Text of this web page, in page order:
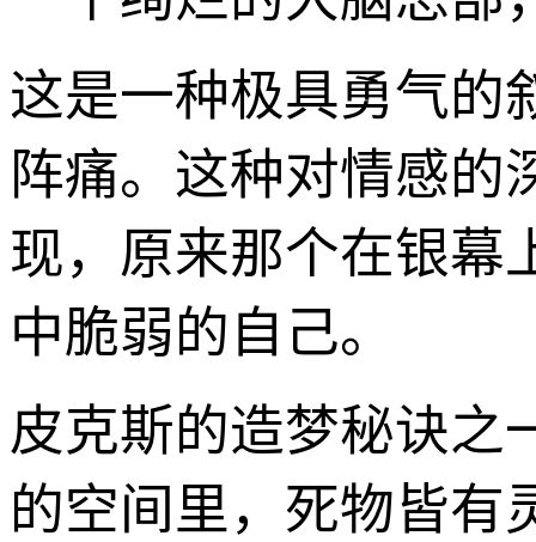
这是一种极具勇气的
阵痛。这种对情感的
现，原来那个在银幕
中脆弱的自己。
皮克斯的造梦秘诀之
的空间里，死物皆有